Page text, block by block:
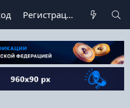
Регистрация